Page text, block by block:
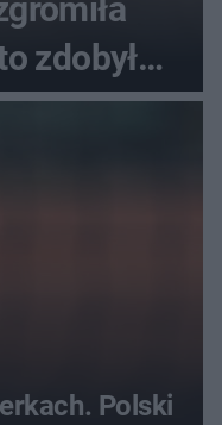
zdobył
Polski